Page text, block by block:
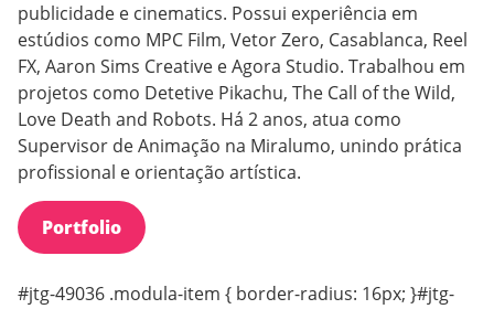
publicidade e cinematics. Possui experiência em
estúdios como MPC Film, Vetor Zero, Casablanca, Reel
FX, Aaron Sims Creative e Agora Studio. Trabalhou em
projetos como Detetive Pikachu, The Call of the Wild,
Love Death and Robots. Há 2 anos, atua como
Supervisor de Animação na Miralumo, unindo prática
profissional e orientação artística.
Portfolio
#jtg-49036 .modula-item { border-radius: 16px; }#jtg-